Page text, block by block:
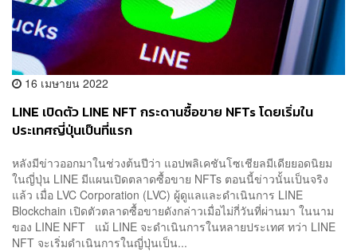
16 เมษายน 2022
LINE เปิดตัว LINE NFT กระดานซื้อขาย NFTs โดยเริ่มใน
ประเทศญี่ปุ่นเป็นที่แรก
หลังมีข่าวออกมาในช่วงต้นปีว่า แอปพลิเคชันโซเชียลมีเดียยอดนิยม
ในญี่ปุ่น LINE มีแผนเปิดตลาดซื้อขาย NFTs ตอนนี้ข่าวนั้นเป็นจริง
แล้ว เมื่อ LVC Corporation (LVC) ผู้ดูแลและดำเนินการ LINE
Blockchain เปิดตัวตลาดซื้อขายดังกล่าวเมื่อไม่กี่วันที่ผ่านมา ในนาม
ของ LINE NFT แม้ LINE จะดำเนินการในหลายประเทศ ทว่า LINE
NFT จะเริ่มดำเนินการในญี่ปุ่นเป็น...